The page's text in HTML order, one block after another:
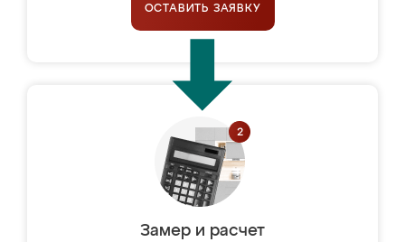
ОСТАВИТЬ ЗАЯВКУ
Замер и расчет